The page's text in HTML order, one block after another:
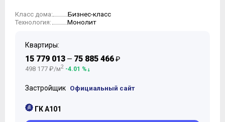
Класс дома: Бизнес-класс
Технология: Монолит
Квартиры:
15 779 013 — 75 885 466₽
498 177 ₽/м2 -4.01 %
Застройщик Официальный сайт
ГК А101